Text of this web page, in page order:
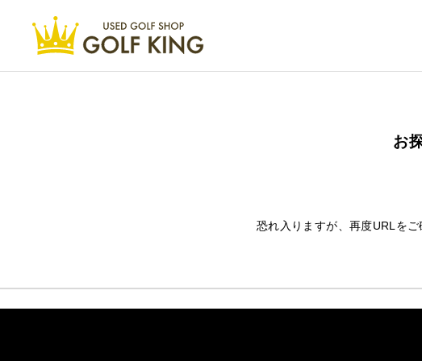
お
恐れ入りますが、再度URLを